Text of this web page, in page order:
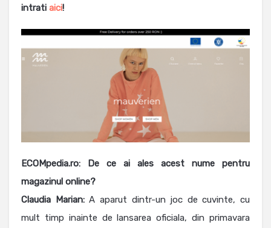
intrati aici!
ECOMpedia.ro: De ce ai ales acest nume pentru
magazinul online?
Claudia Marian:A aparut dintr-un joc de cuvinte, cu
mult timp inainte de lansarea oficiala, din primavara